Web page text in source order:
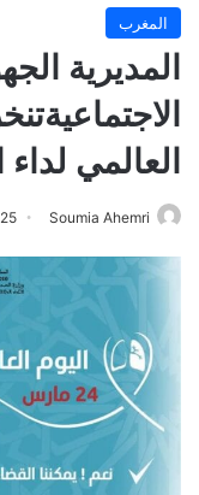
المغرب
المديرية
العالمي
Soumia Ahemri